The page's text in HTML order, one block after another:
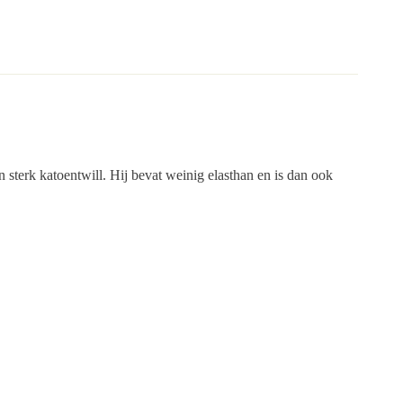
sterk katoentwill. Hij bevat weinig elasthan en is dan ook